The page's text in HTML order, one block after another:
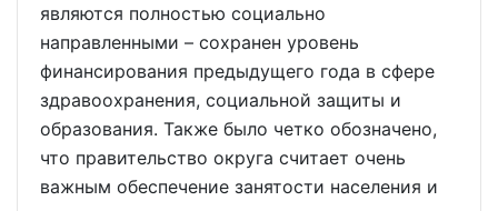
являются полностью социально
направленными – сохранен уровень
финансирования предыдущего года в сфере
здравоохранения, социальной защиты и
образования. Также было четко обозначено,
что правительство округа считает очень
важным обеспечение занятости населения и